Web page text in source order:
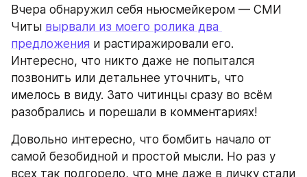
Вчера обнаружил себя ньюсмейкером — СМИ
Читы вырвали из моего ролика два
предложения и растиражировали его.
Интересно, что никто даже не попытался
позвонить или детальнее уточнить, что
имелось в виду. Зато читинцы сразу во всём
разобрались и порешали в комментариях!
Довольно интересно, что бомбить начало от
самой безобидной и простой мысли. Но раз у
всех так подгорело, что мне даже в личку стали